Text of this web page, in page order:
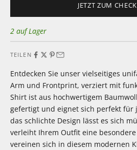
JETZT ZUM
2 auf Lager
TEILEN
Entdecken Sie unser vielseitiges
Arm und Frontprint, verziert mit
Shirt ist aus hochwertigem
gefertigt und eignet sich perfekt für
das schlichte Design lässt es sich
verleiht Ihrem Outfit eine
vereinen sich in diesem modernen